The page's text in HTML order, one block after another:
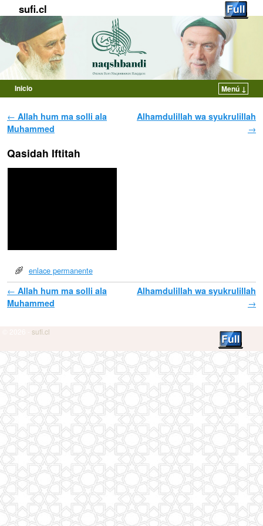
sufi.cl
Inicio
Menú ↓
Navegador de artículos
← Allah hum ma solli ala
Muhammed
Alhamdulillah wa syukrulillah
→
Qasidah Iftitah
enlace permanente
Navegador de artículos
← Allah hum ma solli ala
Muhammed
Alhamdulillah wa syukrulillah
→
sufi.cl